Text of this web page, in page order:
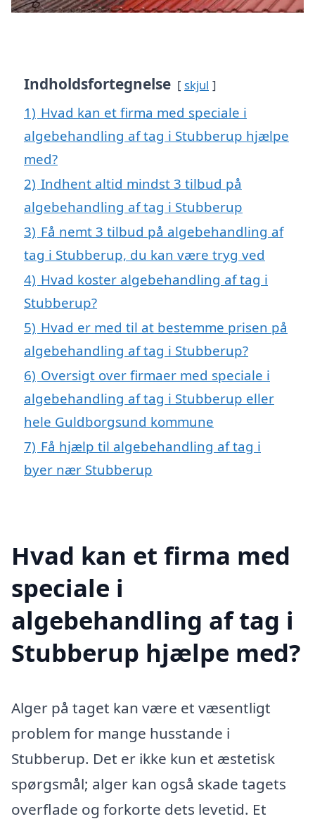
Indholdsfortegnelse skjul
1) Hvad kan et firma med speciale i
algebehandling af tag i Stubberup hjælpe
med?
2) Indhent altid mindst 3 tilbud på
algebehandling af tag i Stubberup
3) Få nemt 3 tilbud på algebehandling af
tag i Stubberup, du kan være tryg ved
4) Hvad koster algebehandling af tag i
Stubberup?
5) Hvad er med til at bestemme prisen på
algebehandling af tag i Stubberup?
6) Oversigt over firmaer med speciale i
algebehandling af tag i Stubberup eller
hele Guldborgsund kommune
7) Få hjælp til algebehandling af tag i
byer nær Stubberup
Hvad kan et firma med
speciale i
algebehandling af tag i
Stubberup hjælpe med?
Alger på taget kan være et væsentligt
problem for mange husstande i
Stubberup. Det er ikke kun et æstetisk
spørgsmål; alger kan også skade tagets
overflade og forkorte dets levetid. Et